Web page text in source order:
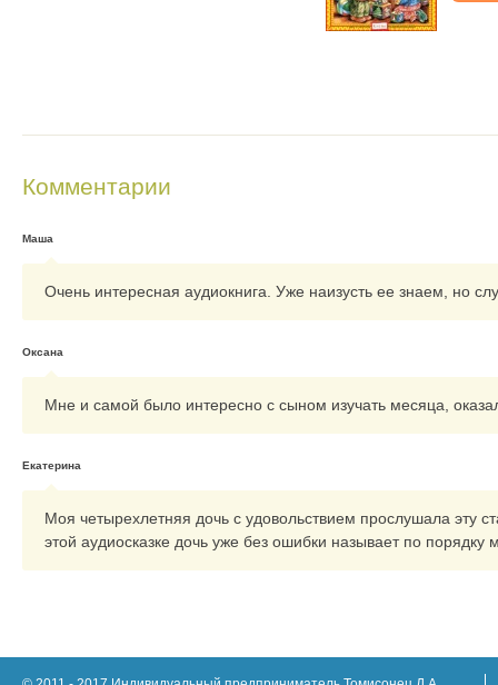
Комментарии
Маша
Очень интересная аудиокнига. Уже наизусть ее знаем, но
Оксана
Мне и самой было интересно с сыном изучать месяца,
Екатерина
Моя четырехлетняя дочь с удовольствием прослушала эту
этой аудиосказке дочь уже без ошибки называет по порядку